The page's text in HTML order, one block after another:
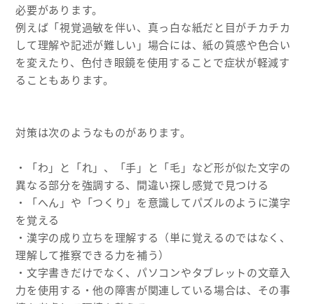
必要があります。
例えば「視覚過敏を伴い、真っ白な紙だと目がチカチカ
して理解や記述が難しい」場合には、紙の質感や色合い
を変えたり、色付き眼鏡を使用することで症状が軽減す
ることもあります。
対策は次のようなものがあります。
・「わ」と「れ」、「手」と「毛」など形が似た文字の
異なる部分を強調する、間違い探し感覚で見つける
・「へん」や「つくり」を意識してパズルのように漢字
を覚える
・漢字の成り立ちを理解する（単に覚えるのではなく、
理解して推察できる力を補う）
・文字書きだけでなく、パソコンやタブレットの文章入
力を使用する・他の障害が関連している場合は、その事